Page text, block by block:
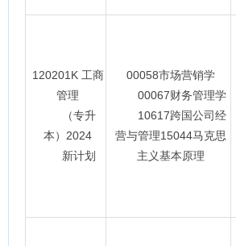
120201K 工商
管理
（专升
本）2024
新计划
00058市场营销学
00067财务管理学
10617跨国公司经
营与管理15044马克思
主义基本原理